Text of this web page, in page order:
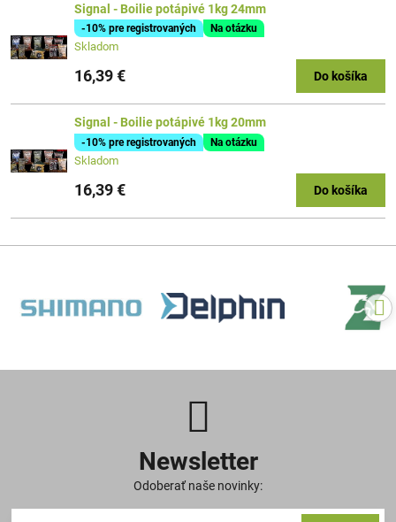
Signal - Boilie potápivé 1kg 24mm
-10% pre registrovaných Na otázku
Skladom
16,39 € Do košíka
Signal - Boilie potápivé 1kg 20mm
-10% pre registrovaných Na otázku
Skladom
16,39 € Do košíka
Newsletter
Odoberať naše novinky: